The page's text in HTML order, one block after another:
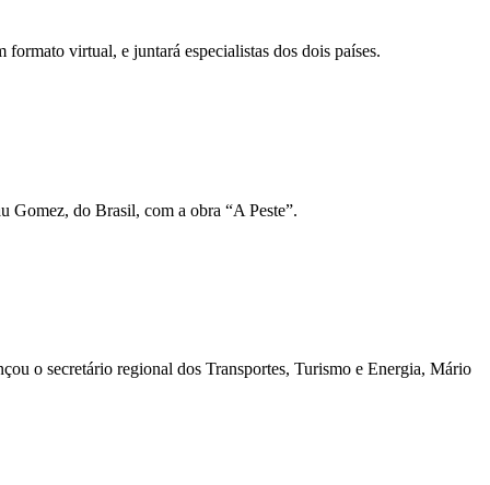
virtual, e juntará especialistas dos dois países.
Gomez, do Brasil, com a obra “A Peste”.
o secretário regional dos Transportes, Turismo e Energia, Mário